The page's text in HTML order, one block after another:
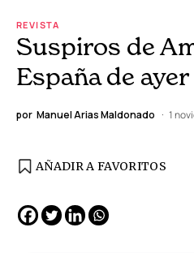
REVISTA
Suspiros de
España de ayer
por Manuel Arias Maldonado 1
AÑADIR A FAVORITOS